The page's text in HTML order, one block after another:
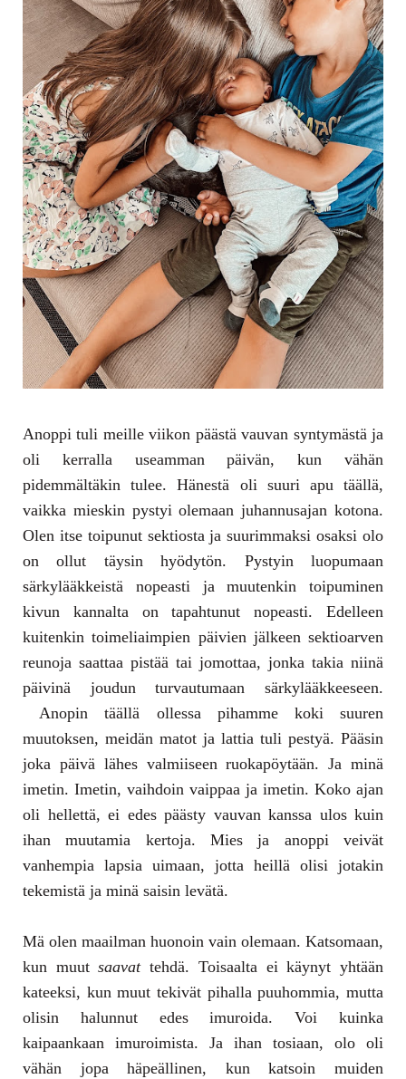
Anoppi tuli meille viikon päästä vauvan syntymästä ja
oli kerralla useamman päivän, kun vähän
pidemmältäkin tulee. Hänestä oli suuri apu täällä,
vaikka mieskin pystyi olemaan juhannusajan kotona.
Olen itse toipunut sektiosta ja suurimmaksi osaksi olo
on ollut täysin hyödytön. Pystyin luopumaan
särkylääkkeistä nopeasti ja muutenkin toipuminen
kivun kannalta on tapahtunut nopeasti. Edelleen
kuitenkin toimeliaimpien päivien jälkeen sektioarven
reunoja saattaa pistää tai jomottaa, jonka takia niinä
päivinä joudun turvautumaan särkylääkkeeseen.
Anopin täällä ollessa pihamme koki suuren
muutoksen, meidän matot ja lattia tuli pestyä. Pääsin
joka päivä lähes valmiiseen ruokapöytään. Ja minä
imetin. Imetin, vaihdoin vaippaa ja imetin. Koko ajan
oli hellettä, ei edes päästy vauvan kanssa ulos kuin
ihan muutamia kertoja. Mies ja anoppi veivät
vanhempia lapsia uimaan, jotta heillä olisi jotakin
tekemistä ja minä saisin levätä.
Mä olen maailman huonoin vain olemaan. Katsomaan,
kun muutsaavattehdä. Toisaalta ei käynyt yhtään
kateeksi, kun muut tekivät pihalla puuhommia, mutta
olisin halunnut edes imuroida. Voi kuinka
kaipaankaan imuroimista. Ja ihan tosiaan, olo oli
vähän jopa häpeällinen, kun katsoin muiden